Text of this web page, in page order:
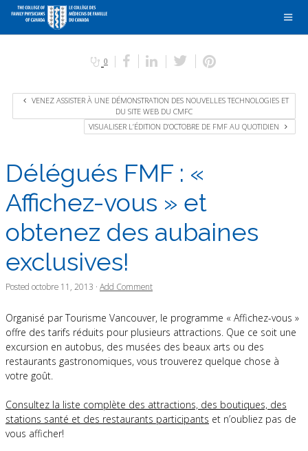
0
VENEZ ASSISTER À UNE DÉMONSTRATION DES NOUVELLES TECHNOLOGIES ET
DU SITE WEB DU CMFC
VISUALISER L’ÉDITION D’OCTOBRE DE FMF AU QUOTIDIEN
Délégués FMF : «
Affichez-vous » et
obtenez des aubaines
exclusives!
Posted octobre 11, 2013 · Add Comment
Organisé par Tourisme Vancouver, le programme « Affichez-vous »
offre des tarifs réduits pour plusieurs attractions. Que ce soit une
excursion en autobus, des musées des beaux arts ou des
restaurants gastronomiques, vous trouverez quelque chose à
votre goût.
Consultez la liste complète des attractions, des boutiques, des
stations santé et des restaurants participants et n’oubliez pas de
vous afficher!